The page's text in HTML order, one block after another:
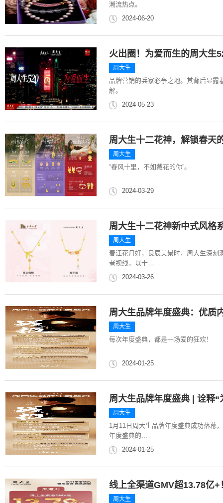
潮流热点。
2024-06-20
火出圈！为爱而生的周大生
周大生
品牌营销的兵家必争之地。其背后显
解。
2024-05-23
周大生十二花神，解锁春天
周大生
“春风十里，不如戴花的你”。
2024-03-29
周大生十二花神新中式风格
周大生
春江花月好，良辰美景时，周大生深刻
者视线，以十二...
2024-03-26
周大生品牌年度盛典：优质
周大生
每次年度盛典，都是一场爱的狂欢！
2024-01-25
周大生品牌年度盛典 | 诠释
周大生
1月11日周大生品牌年度盛典成功落幕
年度盛典的...
2024-01-25
线上全渠道GMV超13.78亿
周大生